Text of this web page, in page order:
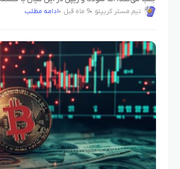
مسیر خود را پیش می‌برند. سولانا با
تیم مستر کریپتو 9 ماه قبل ادامه مطلب